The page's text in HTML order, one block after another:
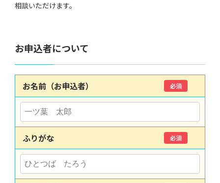
相談いただけます。
お申込者について
お名前（お申込者） 必須
ふりがな 必須